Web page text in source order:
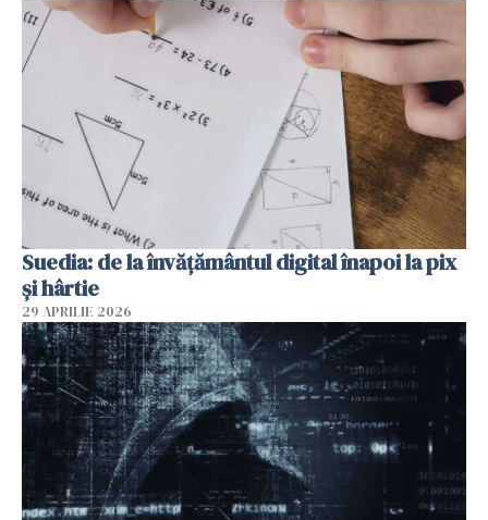
Suedia: de la învățământul digital înapoi la pix
și hârtie
29 APRILIE 2026